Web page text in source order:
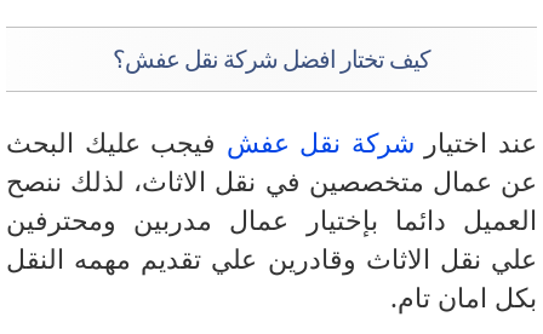
كيف تختار افضل شركة نقل عفش؟
اختيارشركة نقل عفشفيجب عليك البحث
عمال متخصصين في نقل الاثاث، لذلك ننصح
دائما بإختيار عمال مدربين ومحترفين
نقل الاثاث وقادرين علي تقديم مهمه النقل
امان تام.